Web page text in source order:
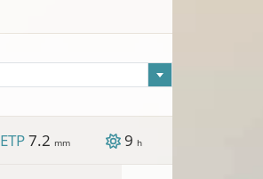
ETP7.2 mm 9 h